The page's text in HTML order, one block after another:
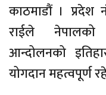
काठमाडौं । प्रदेश
राईले नेपालको
आन्दोलनको
योगदान महत्वपूर्ण